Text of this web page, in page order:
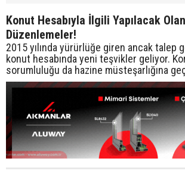
Konut Hesabıyla İlgili Yapılacak Olan
Düzenlemeler!
2015 yılında yürürlüğe giren ancak talep
konut hesabında yeni teşvikler geliyor.
sorumluluğu da hazine müsteşarlığına